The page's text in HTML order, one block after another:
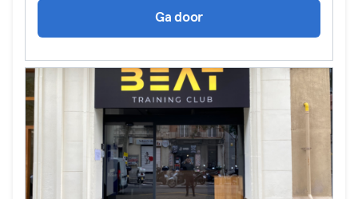
Ga door